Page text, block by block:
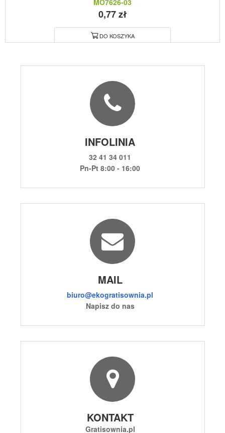
0,77 zł
DO KOSZYKA
INFOLINIA
32 41 34 011
Pn-Pt 8:00 - 16:00
MAIL
biuro@ekogratisownia.pl
Napisz do nas
KONTAKT
Gratisownia.pl